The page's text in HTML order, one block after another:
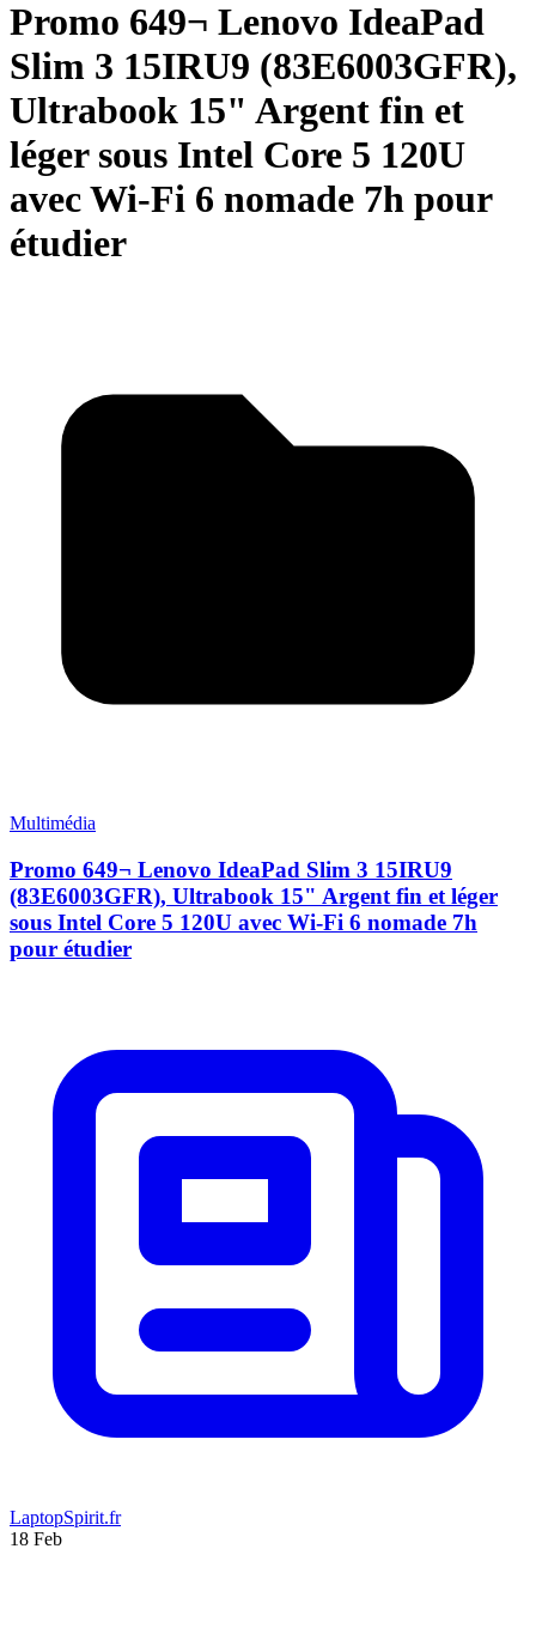
Promo 649¬ Lenovo IdeaPad
Slim 3 15IRU9 (83E6003GFR),
Ultrabook 15" Argent fin et
léger sous Intel Core 5 120U
avec Wi-Fi 6 nomade 7h pour
étudier
Multimédia
Promo 649¬ Lenovo IdeaPad Slim 3 15IRU9
(83E6003GFR), Ultrabook 15" Argent fin et léger
sous Intel Core 5 120U avec Wi-Fi 6 nomade 7h
pour étudier
LaptopSpirit.fr
18 Feb